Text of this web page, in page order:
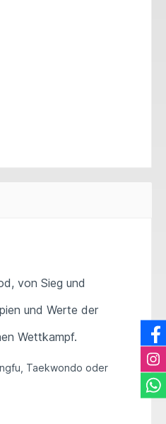
von Sieg und
und Werte der
Wettkampf.
Taekwondo oder